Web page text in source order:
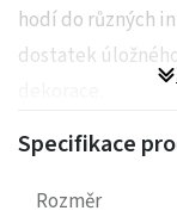
hodí do různých
dostatek
Rozměry:
Hmotnost: 30.5 kg
Specifikace
Rozměr